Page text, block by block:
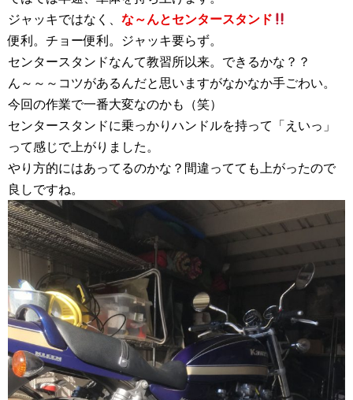
ジャッキではなく、 な～んとセンタースタンド
便利。チョー便利。ジャッキ要らず。
センタースタンドなんて教習所以来。できるかな？？
ん～～～コツがあるんだと思いますがなかなか手ごわい。
今回の作業で一番大変なのかも（笑）
センタースタンドに乗っかりハンドルを持って「えいっ」
って感じで上がりました。
やり方的にはあってるのかな？間違ってても上がったので
良しですね。